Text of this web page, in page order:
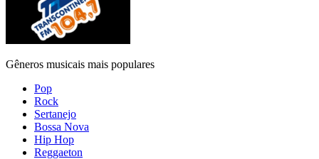
Gêneros musicais mais populares
Pop
Rock
Sertanejo
Bossa Nova
Hip Hop
Reggaeton